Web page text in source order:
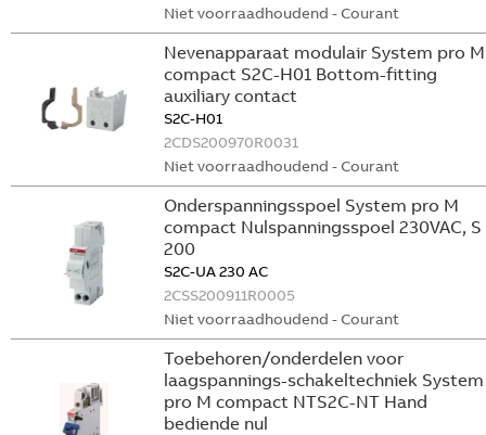
Niet voorraadhoudend - Courant
Nevenapparaat modulair System pro M
compact S2C-H01 Bottom-fitting
auxiliary contact
S2C-H01
2CDS200970R0031
Niet voorraadhoudend - Courant
Onderspanningsspoel System pro M
compact Nulspanningsspoel 230VAC, S
200
S2C-UA 230 AC
2CSS200911R0005
Niet voorraadhoudend - Courant
Toebehoren/onderdelen voor
laagspannings-schakeltechniek System
pro M compact NTS2C-NT Hand
bediende nul